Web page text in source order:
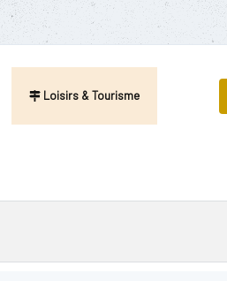
Loisirs & Tourisme